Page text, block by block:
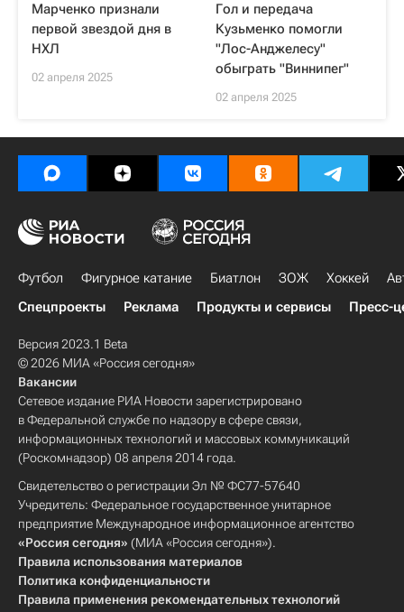
Марченко признали
первой звездой дня в
НХЛ
02 апреля 2025
Гол и передача
Кузьменко помогли
"Лос-Анджелесу"
обыграть "Виннипег"
02 апреля 2025
Футбол Фигурное катание Биатлон ЗОЖ Хоккей
Спецпроекты
Реклама Продукты и сервисы Пресс-
Версия 2023.1 Beta
© 2026 МИА «Россия сегодня»
Вакансии
Сетевое издание РИА Новости зарегистрировано
в Федеральной службе по надзору в сфере связи,
информационных технологий и массовых коммуникаций
(Роскомнадзор) 08 апреля 2014 года.
Свидетельство о регистрации Эл № ФС77-57640
Учредитель: Федеральное государственное унитарное
предприятие Международное информационное агентство
«Россия сегодня» (МИА «Россия сегодня»).
Правила использования материалов
Политика конфиденциальности
Правила применения рекомендательных технологий